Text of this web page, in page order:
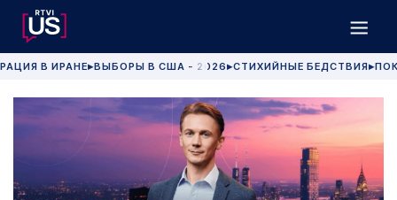
В ИРАНЕ▶ВЫБОРЫ В США - 2026 ▶СТИХИЙНЫЕ БЕДСТВИЯ▶